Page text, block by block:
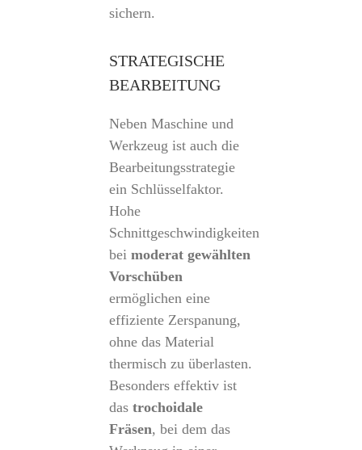
sichern.
STRATEGISCHE
BEARBEITUNG
Neben Maschine und
Werkzeug ist auch die
Bearbeitungsstrategie
ein Schlüsselfaktor.
Hohe
Schnittgeschwindigkeiten
bei moderat gewählten
Vorschüben
ermöglichen eine
effiziente Zerspanung,
ohne das Material
thermisch zu überlasten.
Besonders effektiv ist
das trochoidale
Fräsen, bei dem das